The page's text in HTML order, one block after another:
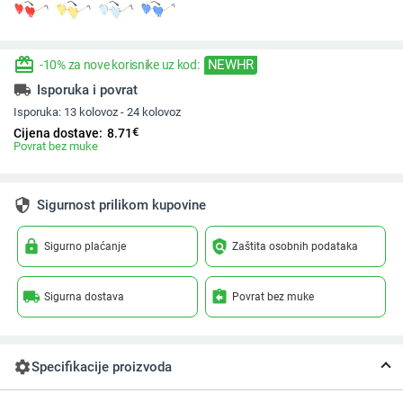
redeem -10% za nove korisnike uz kod: NEWHR
local_shipping Isporuka i povrat
Isporuka: 13 kolovoz - 24 kolovoz
Cijena dostave: 8.71€
Povrat bez muke
security Sigurnost prilikom kupovine
lock Sigurno plaćanje policy Zaštita osobnih podataka
local_shipping Sigurna dostava assignment_return Povrat bez muke
settingsSpecifikacije proizvoda